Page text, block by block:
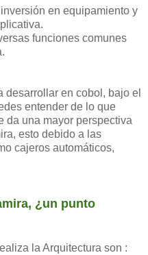
en equipamiento y
funciones comunes
desarrollar en cobol, bajo el
entender de lo que
da una mayor perspectiva
esto debido a las
cajeros automáticos,
¿un punto
la Arquitectura son :